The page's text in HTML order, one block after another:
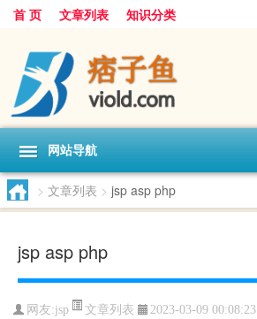
首 页 文章列表 知识分类
网站导航
> 文章列表 > jsp asp php
jsp asp php
网友:jsp 文章列表 2023-03-09 00:08:23